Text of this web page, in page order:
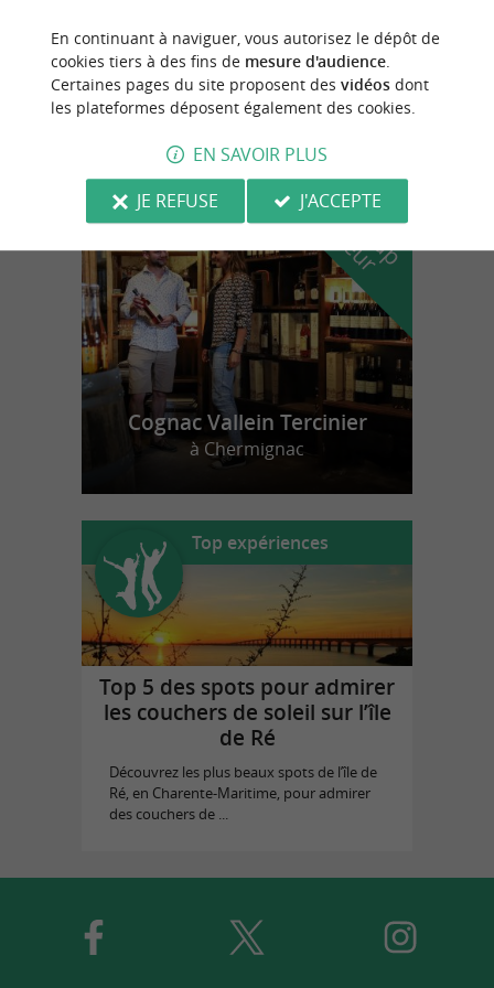
AWL Air Water Loisirs
Pour un moment unique en jet ski ou
flyboard à La Rochelle
n
o
t
r
e
c
o
u
p
d
e
c
o
e
u
r
Cognac Vallein Tercinier
à Chermignac
Top expériences
Top 5 des spots pour admirer
les couchers de soleil sur l’île
de Ré
Découvrez les plus beaux spots de l’île de
Ré, en Charente-Maritime, pour admirer
des couchers de ...
En continuant à naviguer, vous autorisez le dépôt de
cookies tiers à des fins de mesure d'audience.
Certaines pages du site proposent des vidéosdont
les plateformes déposent également des cookies.
EN SAVOIR PLUS
JE REFUSE
J'ACCEPTE